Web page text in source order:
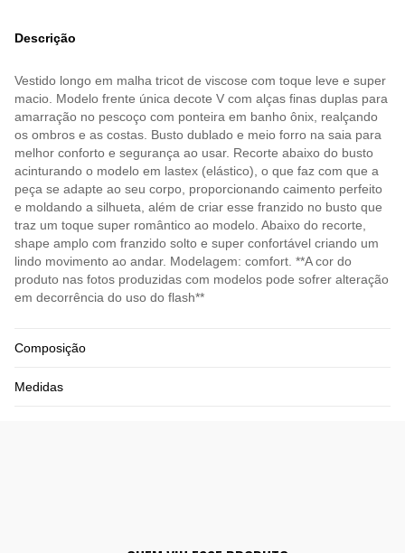
Descrição
Vestido longo em malha tricot de viscose com toque leve e super
macio. Modelo frente única decote V com alças finas duplas para
amarração no pescoço com ponteira em banho ônix, realçando
os ombros e as costas. Busto dublado e meio forro na saia para
melhor conforto e segurança ao usar. Recorte abaixo do busto
acinturando o modelo em lastex (elástico), o que faz com que a
peça se adapte ao seu corpo, proporcionando caimento perfeito
e moldando a silhueta, além de criar esse franzido no busto que
traz um toque super romântico ao modelo. Abaixo do recorte,
shape amplo com franzido solto e super confortável criando um
lindo movimento ao andar. Modelagem: comfort. **A cor do
produto nas fotos produzidas com modelos pode sofrer alteração
em decorrência do uso do flash**
Composição
Medidas